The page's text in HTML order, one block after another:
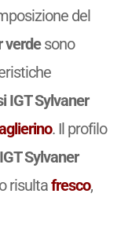
del
verdesono
IGT Sylvaner
. Il profilo
Sylvaner
risultafresco,